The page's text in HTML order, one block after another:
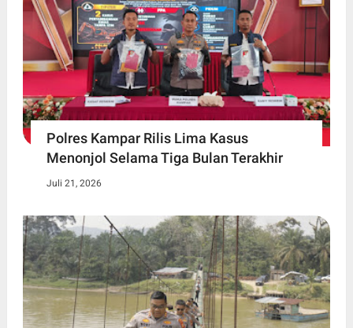
Polres Kampar Rilis Lima Kasus
Menonjol Selama Tiga Bulan Terakhir
Juli 21, 2026